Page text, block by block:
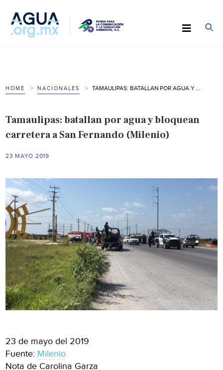
HOME NACIONALES
Tamaulipas: batallan por agua y bloquean
carretera a San Fernando (Milenio)
23 MAYO 2019
23 de mayo del 2019
Fuente: Milenio
Nota de Carolina Garza